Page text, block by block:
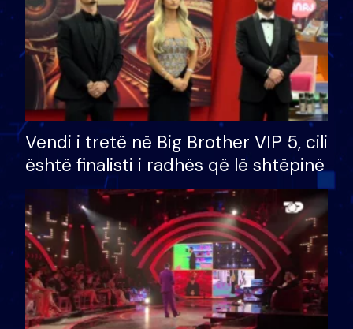
Vendi i tretë në Big Brother VIP 5, cili
është finalisti i radhës që lë shtëpinë